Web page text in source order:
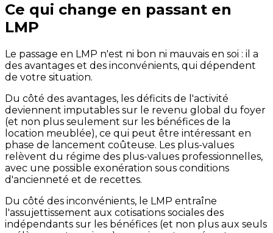
Ce qui change en passant en
LMP
Le passage en LMP n'est ni bon ni mauvais en soi : il a
des avantages et des inconvénients, qui dépendent
de votre situation.
Du côté des avantages, les déficits de l'activité
deviennent imputables sur le revenu global du foyer
(et non plus seulement sur les bénéfices de la
location meublée), ce qui peut être intéressant en
phase de lancement coûteuse. Les plus-values
relèvent du régime des plus-values professionnelles,
avec une possible exonération sous conditions
d'ancienneté et de recettes.
Du côté des inconvénients, le LMP entraîne
l'assujettissement aux cotisations sociales des
indépendants sur les bénéfices (et non plus aux seuls